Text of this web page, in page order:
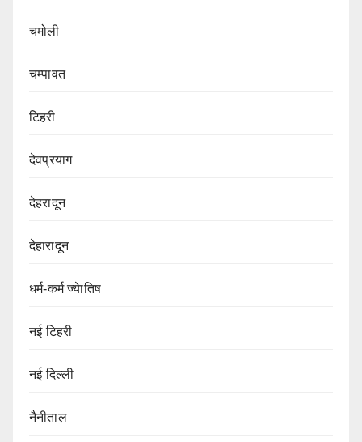
चमोली
चम्पावत
टिहरी
देवप्रयाग
देहरादून
देहारादून
धर्म-कर्म ज्येातिष
नई टिहरी
नई दिल्ली
नैनीताल